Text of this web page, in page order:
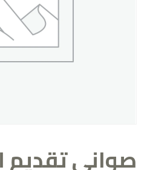
صواني تقديم